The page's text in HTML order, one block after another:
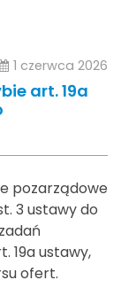
1 czerwca 2026
art. 19a
pozarządowe
3 ustawy do
19a ustawy,
ofert.